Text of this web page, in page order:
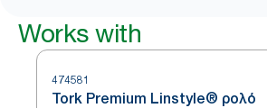
Works with
474581
Tork Premium Linstyle® ρολό